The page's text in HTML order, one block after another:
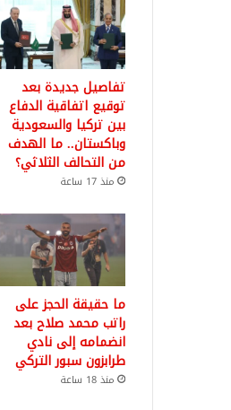
تفاصيل جديدة بعد
توقيع اتفاقية الدفاع
بين تركيا والسعودية
وباكستان.. ما الهدف
من التحالف الثلاثي؟
منذ 17 ساعة
ما حقيقة الحجز على
راتب محمد صلاح بعد
انضمامه إلى نادي
طرابزون سبور التركي
منذ 18 ساعة